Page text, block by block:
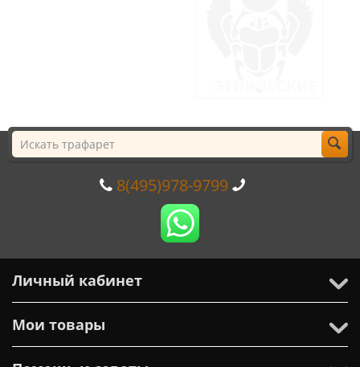
8(495)978-9799
Личный кабинет
Мои товары